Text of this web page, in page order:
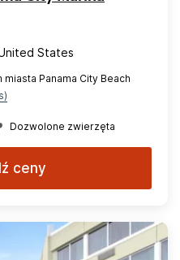
States
Panama City Beach
Dozwolone zwierzęta
ceny